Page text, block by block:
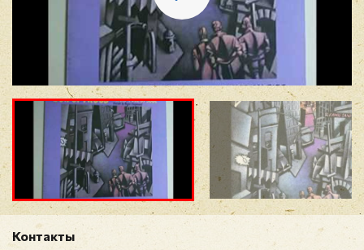
Прикрепить фото
Оставить отзыв
Контакты